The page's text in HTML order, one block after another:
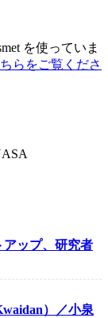
を使っていま
らをご覧くださ
ップ、研究者
）／小泉